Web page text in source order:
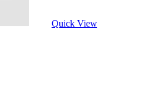
Quick View